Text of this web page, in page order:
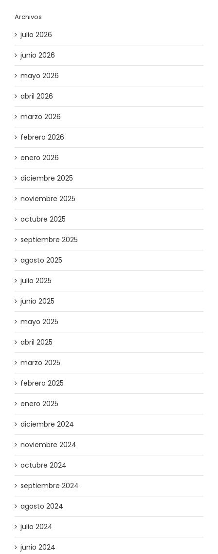
Archivos
julio 2026
junio 2026
mayo 2026
abril 2026
marzo 2026
febrero 2026
enero 2026
diciembre 2025
noviembre 2025
octubre 2025
septiembre 2025
agosto 2025
julio 2025
junio 2025
mayo 2025
abril 2025
marzo 2025
febrero 2025
enero 2025
diciembre 2024
noviembre 2024
octubre 2024
septiembre 2024
agosto 2024
julio 2024
junio 2024